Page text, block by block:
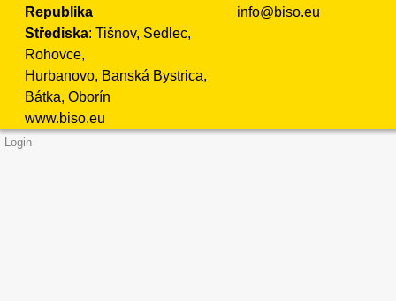
Republika
Střediska: Tišnov, Sedlec,
Rohovce,
Hurbanovo, Banská Bystrica,
Bátka, Oborín
www.biso.eu
info@biso.eu
Login